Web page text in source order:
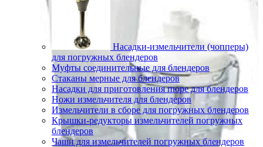
Насадки-измельчители (чопперы)
для погружных блендеров
Муфты соединительные для блендеров
Стаканы мерные для блендеров
Насадки для приготовления пюре для блендеров
Ножи измельчителя для блендеров
Измельчители в сборе для погружных блендеров
Крышки-редукторы измельчителей погружных
блендеров
Чаши для измельчителей погружных блендеров